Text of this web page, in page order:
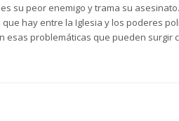
su peor enemigo y trama su
hay entre la Iglesia y los poderes
esas problemáticas que pueden surgir